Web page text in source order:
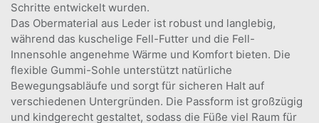
Schritte entwickelt wurden.
Das Obermaterial aus Leder ist robust und langlebig,
während das kuschelige Fell-Futter und die Fell-
Innensohle angenehme Wärme und Komfort bieten. Die
flexible Gummi-Sohle unterstützt natürliche
Bewegungsabläufe und sorgt für sicheren Halt auf
verschiedenen Untergründen. Die Passform ist großzügig
und kindgerecht gestaltet, sodass die Füße viel Raum für